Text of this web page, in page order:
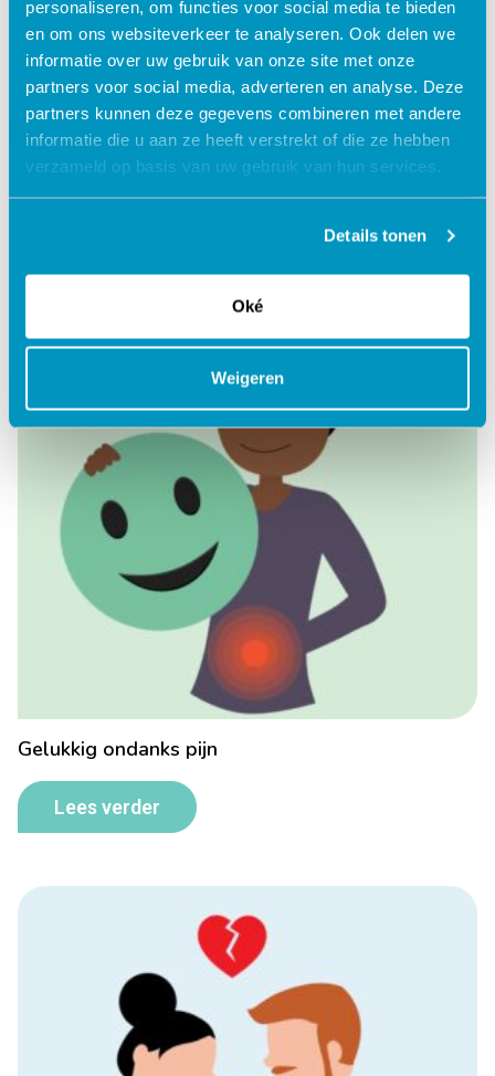
personaliseren, om functies voor social media te bieden
en om ons websiteverkeer te analyseren. Ook delen we
informatie over uw gebruik van onze site met onze
partners voor social media, adverteren en analyse. Deze
partners kunnen deze gegevens combineren met andere
informatie die u aan ze heeft verstrekt of die ze hebben
verzameld op basis van uw gebruik van hun services.
Details tonen
Oké
Weigeren
Gegeneraliseerde angst
Lees verder
Gelukkig ondanks pijn
Lees verder